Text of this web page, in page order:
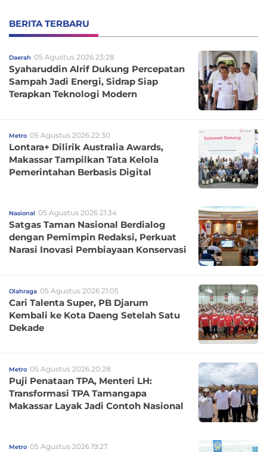
BERITA TERBARU
Daerah 05 Agustus 2026 23:28
Syaharuddin Alrif Dukung Percepatan
Sampah Jadi Energi, Sidrap Siap
Terapkan Teknologi Modern
Metro 05 Agustus 2026 22:30
Lontara+ Dilirik Australia Awards,
Makassar Tampilkan Tata Kelola
Pemerintahan Berbasis Digital
Nasional 05 Agustus 2026 21:34
Satgas Taman Nasional Berdialog
dengan Pemimpin Redaksi, Perkuat
Narasi Inovasi Pembiayaan Konservasi
Olahraga 05 Agustus 2026 21:05
Cari Talenta Super, PB Djarum
Kembali ke Kota Daeng Setelah Satu
Dekade
Metro 05 Agustus 2026 20:28
Puji Penataan TPA, Menteri LH:
Transformasi TPA Tamangapa
Makassar Layak Jadi Contoh Nasional
Metro 05 Agustus 2026 19:27